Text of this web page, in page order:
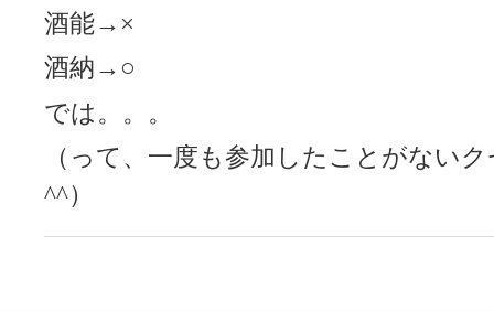
酒能→×
酒納→○
では。。。
（って、一度も参加したことがない
^^）